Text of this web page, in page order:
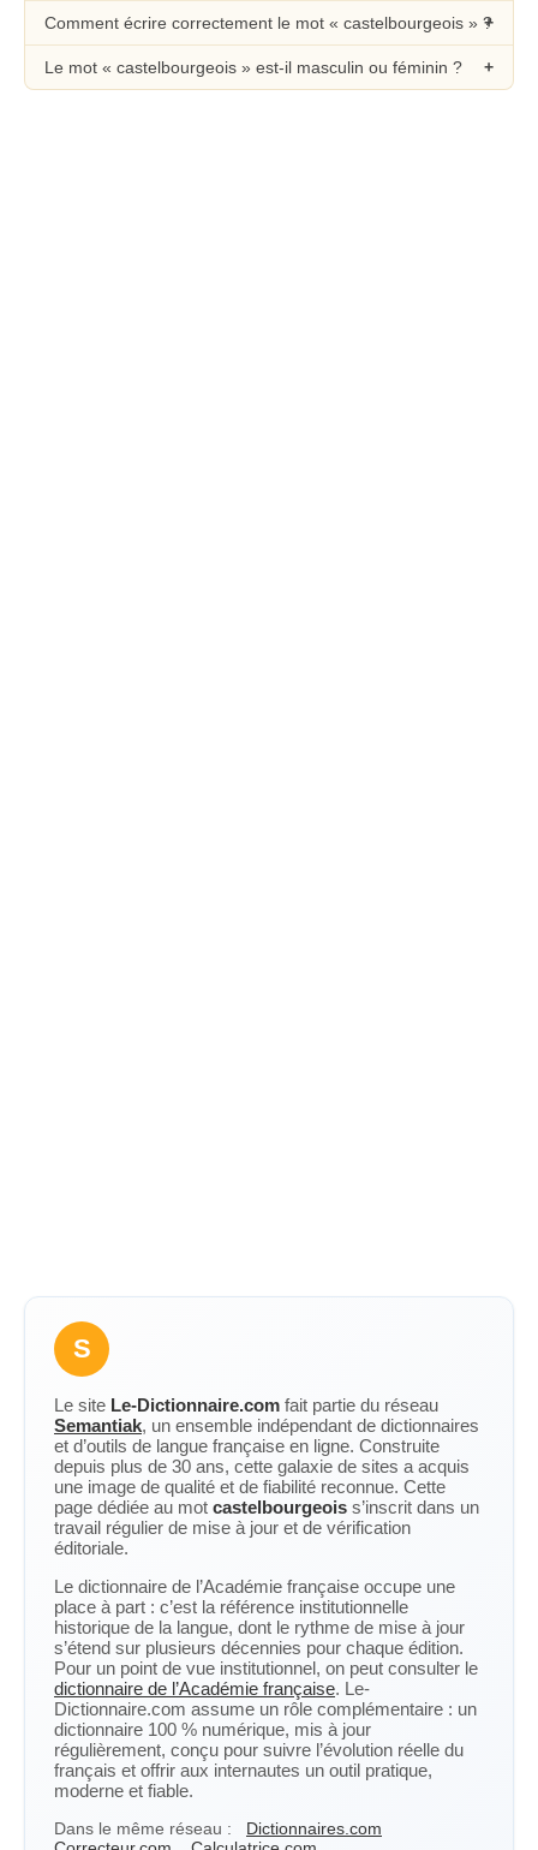
Comment écrire correctement le mot « castelbourgeois » ?
Le mot « castelbourgeois » est-il masculin ou féminin ?
S
Le site Le-Dictionnaire.com fait partie du réseau
Semantiak, un ensemble indépendant de dictionnaires
et d’outils de langue française en ligne. Construite
depuis plus de 30 ans, cette galaxie de sites a acquis
une image de qualité et de fiabilité reconnue. Cette
page dédiée au mot castelbourgeois s’inscrit dans un
travail régulier de mise à jour et de vérification
éditoriale.
Le dictionnaire de l’Académie française occupe une
place à part : c’est la référence institutionnelle
historique de la langue, dont le rythme de mise à jour
s’étend sur plusieurs décennies pour chaque édition.
Pour un point de vue institutionnel, on peut consulter le
dictionnaire de l’Académie française. Le-
Dictionnaire.com assume un rôle complémentaire : un
dictionnaire 100 % numérique, mis à jour
régulièrement, conçu pour suivre l’évolution réelle du
français et offrir aux internautes un outil pratique,
moderne et fiable.
Dans le même réseau :
Dictionnaires.com